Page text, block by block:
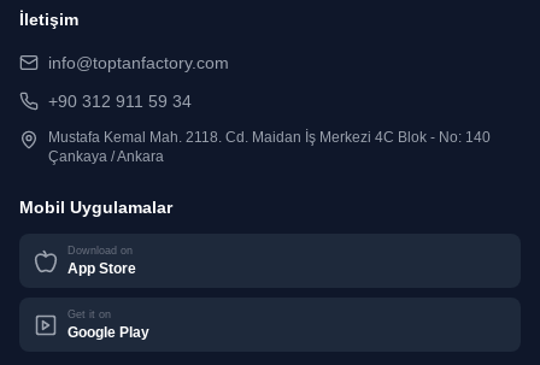
İletişim
info@toptanfactory.com
+90 312 911 59 34
Mustafa Kemal Mah. 2118. Cd. Maidan İş Merkezi 4C Blok - No: 140
Çankaya / Ankara
Mobil Uygulamalar
Download on
App Store
Get it on
Google Play